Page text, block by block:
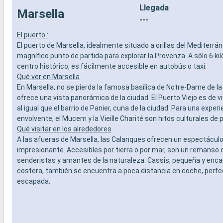
- Actividades recreativas para niños
SERVICIOS
OTROS PRIVILEGIOS
- Puntos MSC Voyagers Club
prepago
teatro al
- Área de
-
-
-
adultos,
-
-
OTROS
- Puntos
Marsella
Llegada
---
El puerto :
El puerto de Marsella, idealmente situado a orillas del
magnífico punto de partida para explorar la Provenza. A sólo 6
centro histórico, es fácilmente accesible en autobús o taxi.
Qué ver en Marsella
En Marsella, no se pierda la famosa basílica de Notre-Dame de la
ofrece una vista panorámica de la ciudad. El Puerto Viejo es de
al igual que el barrio de Panier, cuna de la ciudad. Para una
envolvente, el Mucem y la Vieille Charité son hitos culturales de
Qué visitar en los alrededores
A las afueras de Marsella, las Calanques ofrecen un
impresionante. Accesibles por tierra o por mar, son un remanso
senderistas y amantes de la naturaleza. Cassis, pequeña y
costera, también se encuentra a poca distancia en coche,
escapada.